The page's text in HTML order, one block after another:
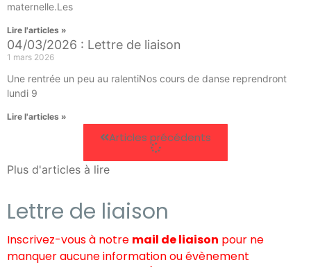
maternelle.Les
Lire l'articles »
04/03/2026 : Lettre de liaison
1 mars 2026
Une rentrée un peu au ralentiNos cours de danse reprendront
lundi 9
Lire l'articles »
Articles précédents
Plus d'articles à lire
Lettre de liaison
Inscrivez-vous à notre mail de liaison pour ne
manquer aucune information ou évènement